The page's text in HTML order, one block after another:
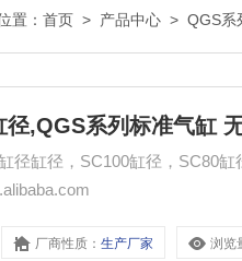
置： 首页 > 产品中心 > QGS系
缸径，SC100缸径，SC80缸
厂商性质：生产厂家 浏览